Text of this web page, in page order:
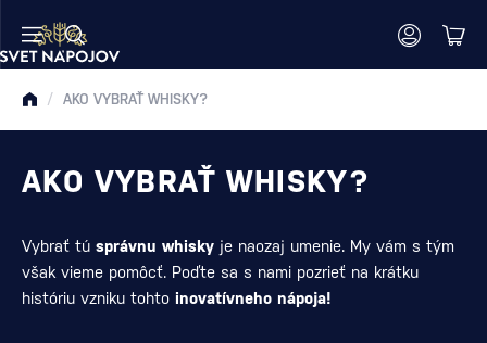
/ AKO VYBRAŤ WHISKY?
AKO VYBRAŤ WHISKY?
Vybrať tú správnu whisky je naozaj umenie. My vám s tým
však vieme pomôcť. Poďte sa s nami pozrieť na krátku
históriu vzniku tohto inovatívneho nápoja!